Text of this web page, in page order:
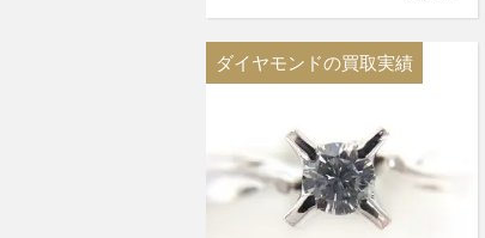
ダイヤモンドの買取実績